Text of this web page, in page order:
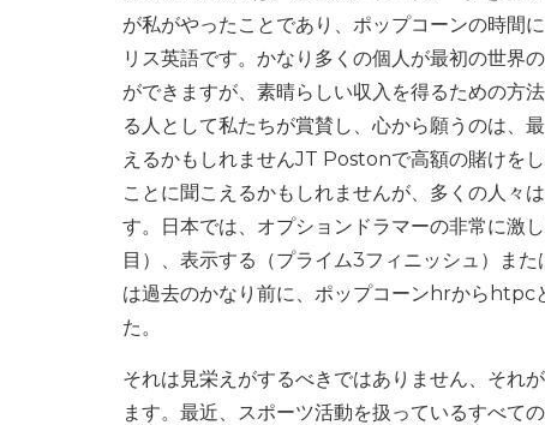
が私がやったことであり、ポップコーンの時間
リス英語です。かなり多くの個人が最初の世界
ができますが、素晴らしい収入を得るための方
る人として私たちが賞賛し、心から願うのは、
えるかもしれませんJT Postonで高額の賭けを
ことに聞こえるかもしれませんが、多くの人々
す。日本では、オプションドラマーの非常に激
目）、表示する（プライム3フィニッシュ）ま
は過去のかなり前に、ポップコーンhrから
た。
それは見栄えがするべきではありません、それ
ます。最近、スポーツ活動を扱っているすべて